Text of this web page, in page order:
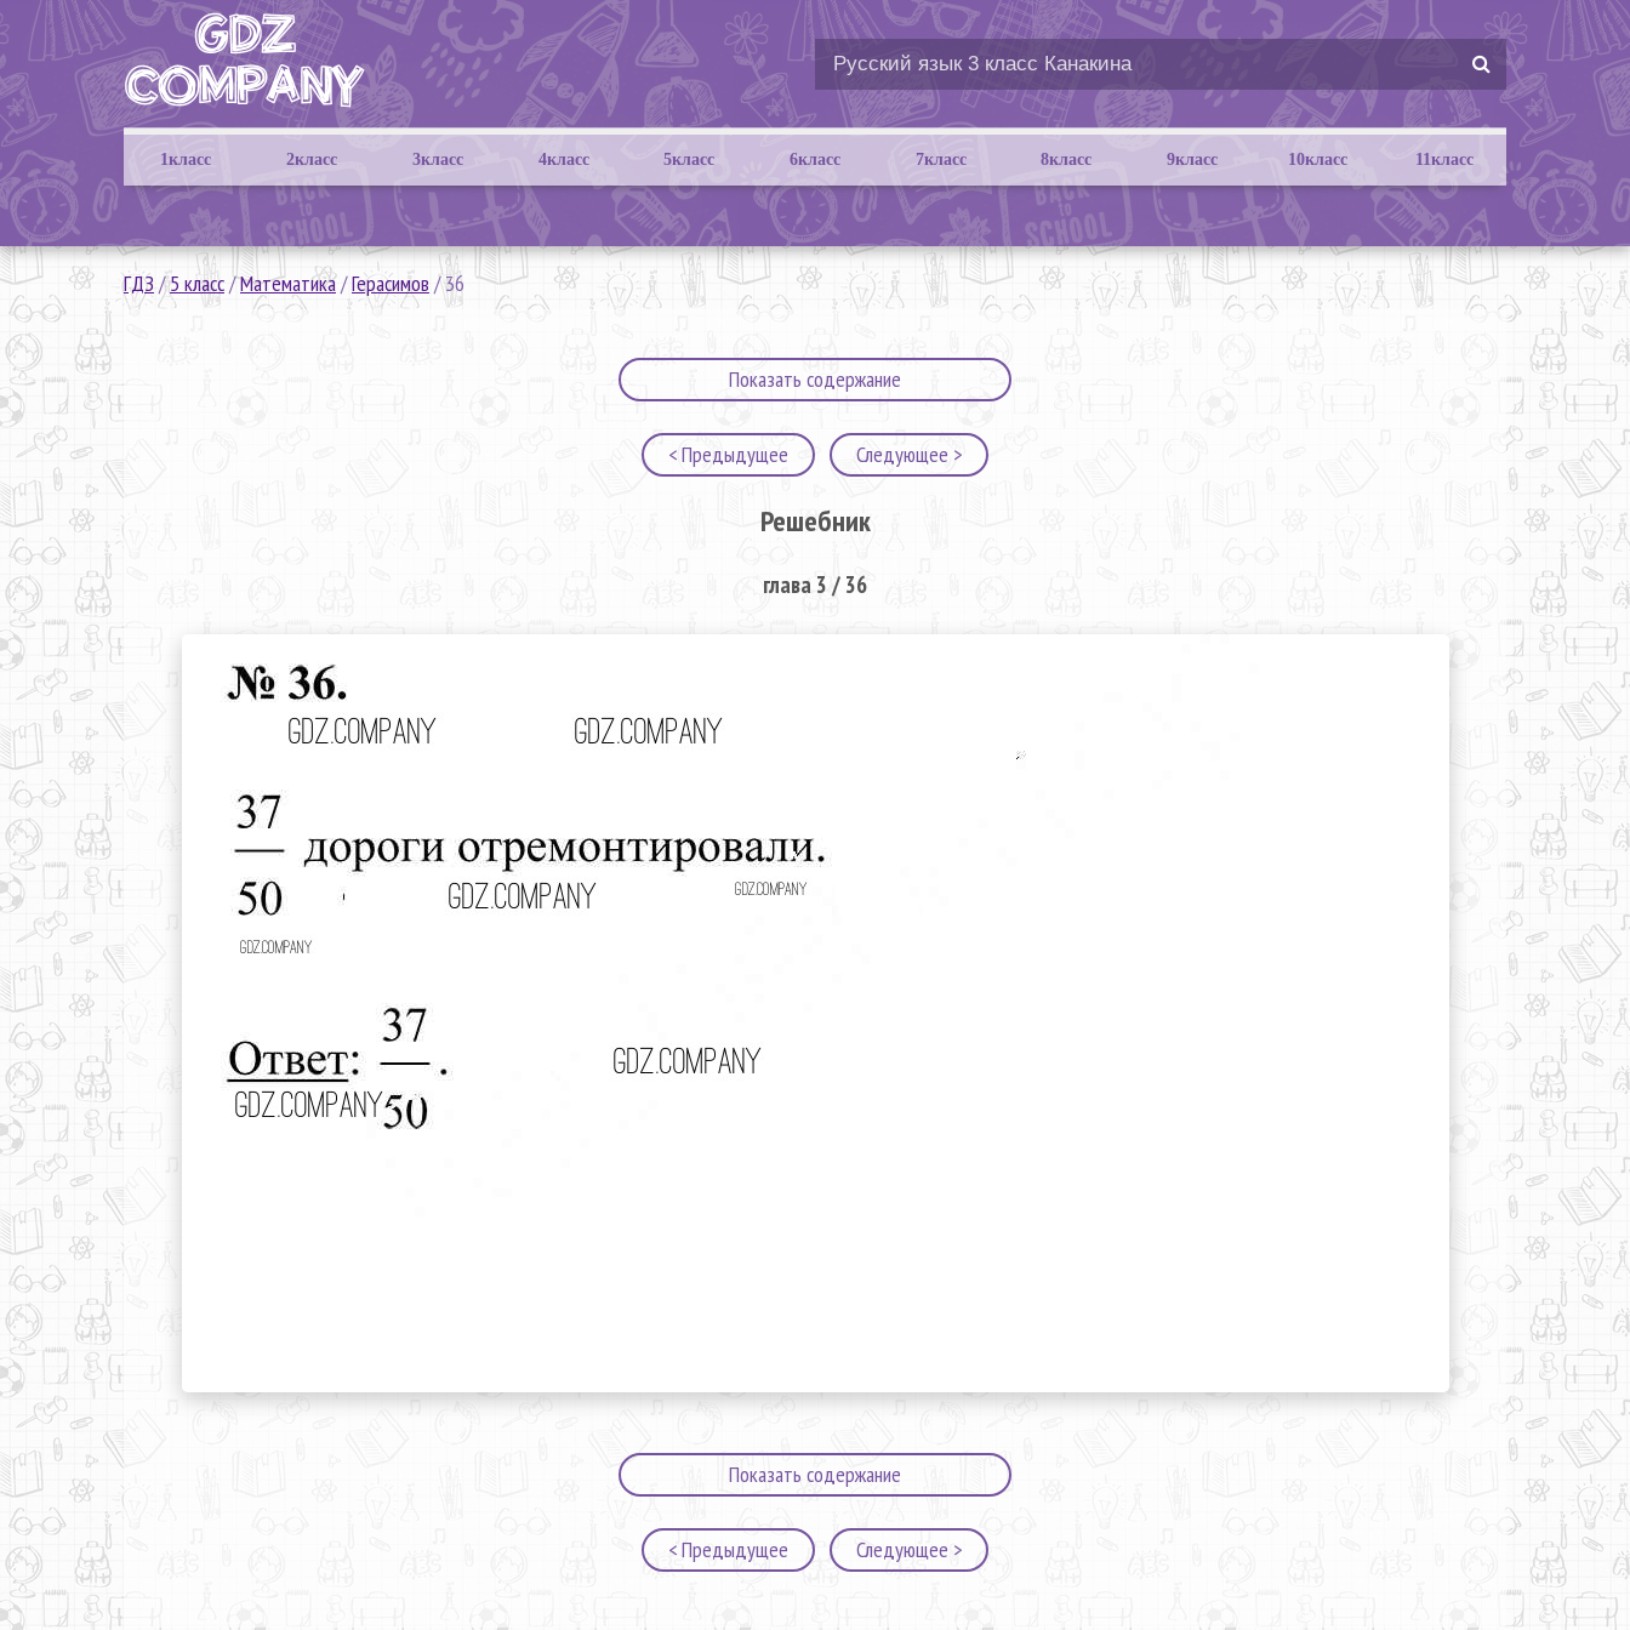
1класс 2класс 3класс 4класс 5класс 6класс 7класс 8класс 9класс 10класс 11класс
ГДЗ /5 класс/Математика/Герасимов /36
Показать содержание
< Предыдущее Следующее >
Решебник
глава 3 / 36
Показать содержание
< Предыдущее Следующее >